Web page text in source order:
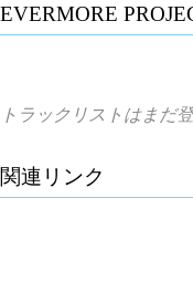
EVERMORE
トラックリストはまだ
関連リンク